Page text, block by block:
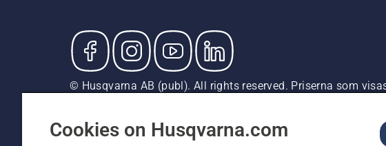
© Husqvarna AB (publ). All rights reserved. Priserna som
är rekommenderade försäljningspriser (inkl. moms) om inte
Cookiepolicy Användningsvillkor
Cookies on Husqvarna.com